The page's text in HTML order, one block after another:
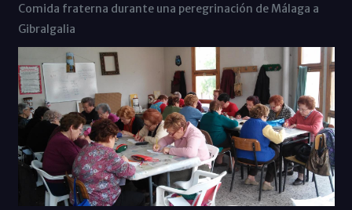
Comida fraterna durante una peregrinación de Málaga a
Gibralgalia